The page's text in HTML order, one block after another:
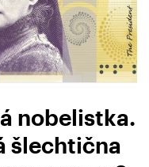
nobelistka.
šlechtična